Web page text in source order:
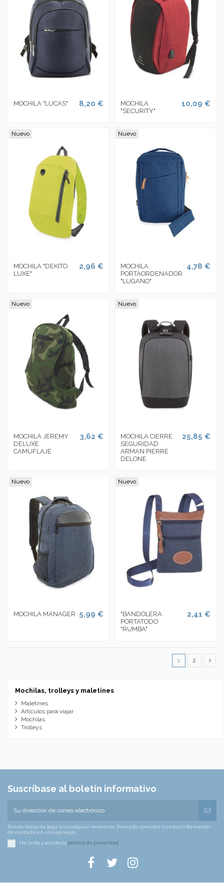
MOCHILA "LUCAS" 8,20 €
MOCHILA
"SECURITY"
10,09 €
Nuevo
MOCHILA "DEKITO
LUXE"
2,96 €
Nuevo
MOCHILA
PORTAORDENADOR
"LUGANO"
4,78 €
Nuevo
MOCHILA JEREMY
DELUXE
CAMUFLAJE
3,62 €
Nuevo
MOCHILA CIERRE
SEGURIDAD
ARMAN PIERRE
DELONE
25,85 €
Nuevo
MOCHILA MANAGER 5,99 €
Nuevo
"BANDOLERA
PORTATODO
"RUMBA"
2,41 €
1 2
Mochilas, trolleys y maletines
Maletines
Artículos para viajar
Mochilas
Trolleys
Suscríbase al boletín informativo
Puede darse de baja en cualquier momento. Para ello, consulte nuestra información
de contacto en el aviso legal.
He leído y acepto la política de privacidad